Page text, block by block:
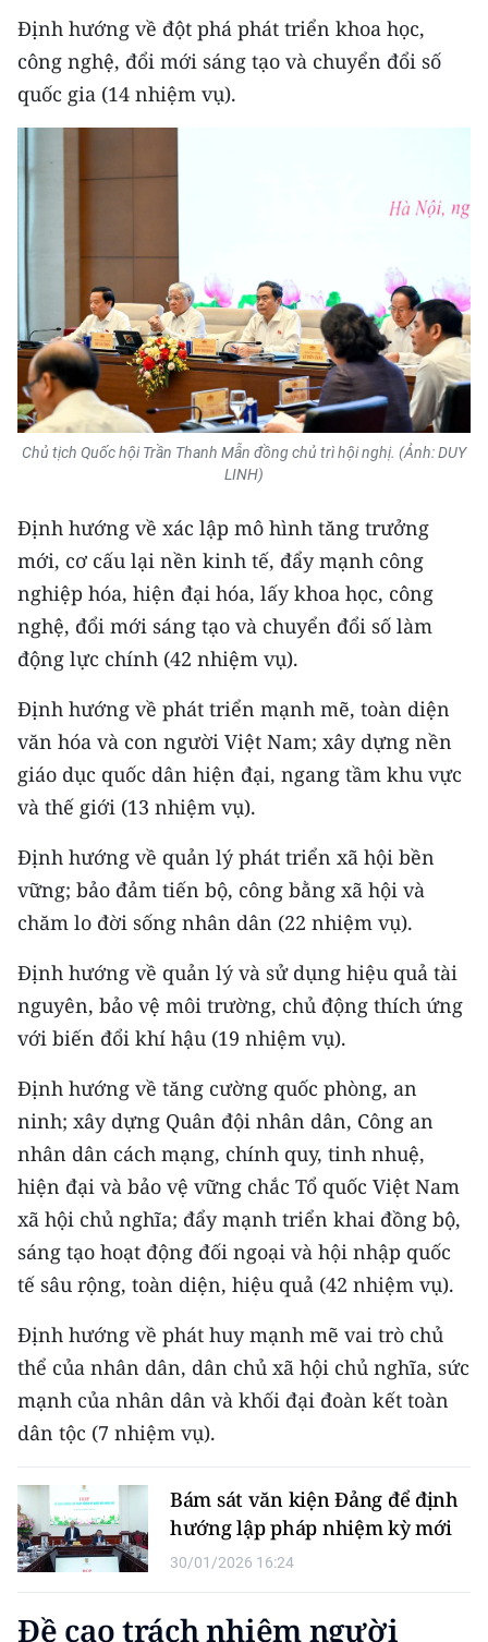
Định hướng về đột phá phát triển khoa học,
công nghệ, đổi mới sáng tạo và chuyển đổi số
quốc gia (14 nhiệm vụ).
Chủ tịch Quốc hội Trần Thanh Mẫn đồng chủ trì hội nghị. (Ảnh: DUY
LINH)
Định hướng về xác lập mô hình tăng trưởng
mới, cơ cấu lại nền kinh tế, đẩy mạnh công
nghiệp hóa, hiện đại hóa, lấy khoa học, công
nghệ, đổi mới sáng tạo và chuyển đổi số làm
động lực chính (42 nhiệm vụ).
Định hướng về phát triển mạnh mẽ, toàn diện
văn hóa và con người Việt Nam; xây dựng nền
giáo dục quốc dân hiện đại, ngang tầm khu vực
và thế giới (13 nhiệm vụ).
Định hướng về quản lý phát triển xã hội bền
vững; bảo đảm tiến bộ, công bằng xã hội và
chăm lo đời sống nhân dân (22 nhiệm vụ).
Định hướng về quản lý và sử dụng hiệu quả tài
nguyên, bảo vệ môi trường, chủ động thích ứng
với biến đổi khí hậu (19 nhiệm vụ).
Định hướng về tăng cường quốc phòng, an
ninh; xây dựng Quân đội nhân dân, Công an
nhân dân cách mạng, chính quy, tinh nhuệ,
hiện đại và bảo vệ vững chắc Tổ quốc Việt Nam
xã hội chủ nghĩa; đẩy mạnh triển khai đồng bộ,
sáng tạo hoạt động đối ngoại và hội nhập quốc
tế sâu rộng, toàn diện, hiệu quả (42 nhiệm vụ).
Định hướng về phát huy mạnh mẽ vai trò chủ
thể của nhân dân, dân chủ xã hội chủ nghĩa, sức
mạnh của nhân dân và khối đại đoàn kết toàn
dân tộc (7 nhiệm vụ).
Bám sát văn kiện Đảng để định
hướng lập pháp nhiệm kỳ mới
30/01/2026 16:24
Đề cao trách nhiệm người